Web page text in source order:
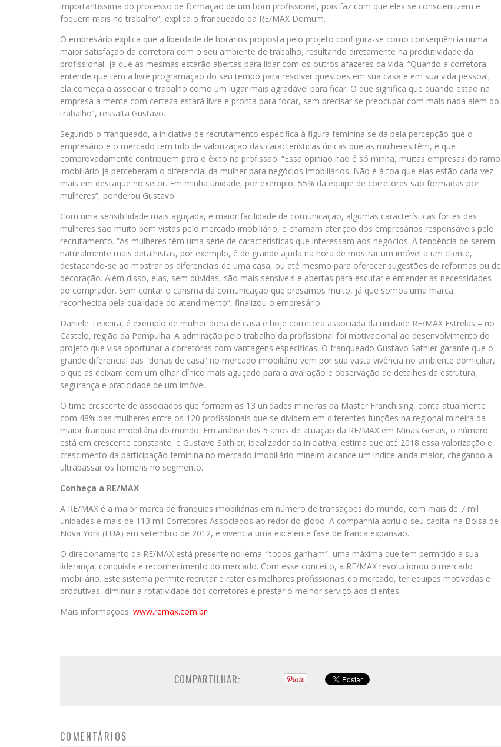
importantíssima do processo de formação de um bom profissional, pois faz com que eles se conscientizem e
foquem mais no trabalho”, explica o franqueado da RE/MAX Domum.
O empresário explica que a liberdade de horários proposta pelo projeto configura-se como consequência numa
maior satisfação da corretora com o seu ambiente de trabalho, resultando diretamente na produtividade da
profissional, já que as mesmas estarão abertas para lidar com os outros afazeres da vida. “Quando a corretora
entende que tem a livre programação do seu tempo para resolver questões em sua casa e em sua vida pessoal,
ela começa a associar o trabalho como um lugar mais agradável para ficar. O que significa que quando estão na
empresa a mente com certeza estará livre e pronta para focar, sem precisar se preocupar com mais nada além do
trabalho”, ressalta Gustavo.
Segundo o franqueado, a iniciativa de recrutamento específica à figura feminina se dá pela percepção que o
empresário e o mercado tem tido de valorização das características únicas que as mulheres têm, e que
comprovadamente contribuem para o êxito na profissão. “Essa opinião não é só minha, muitas empresas do ramo
imobiliário já perceberam o diferencial da mulher para negócios imobiliários. Não é à toa que elas estão cada vez
mais em destaque no setor. Em minha unidade, por exemplo, 55% da equipe de corretores são formadas por
mulheres”, ponderou Gustavo.
Com uma sensibilidade mais aguçada, e maior facilidade de comunicação, algumas características fortes das
mulheres são muito bem vistas pelo mercado imobiliário, e chamam atenção dos empresários responsáveis pelo
recrutamento. “As mulheres têm uma série de características que interessam aos negócios. A tendência de serem
naturalmente mais detalhistas, por exemplo, é de grande ajuda na hora de mostrar um imóvel a um cliente,
destacando-se ao mostrar os diferenciais de uma casa, ou até mesmo para oferecer sugestões de reformas ou de
decoração. Além disso, elas, sem dúvidas, são mais sensíveis e abertas para escutar e entender as necessidades
do comprador. Sem contar o carisma da comunicação que presamos muito, já que somos uma marca
reconhecida pela qualidade do atendimento”, finalizou o empresário.
Daniele Teixeira, é exemplo de mulher dona de casa e hoje corretora associada da unidade RE/MAX Estrelas – no
Castelo, região da Pampulha. A admiração pelo trabalho da profissional foi motivacional ao desenvolvimento do
projeto que visa oportunar a corretoras com vantagens específicas. O franqueado Gustavo Sathler garante que o
grande diferencial das “donas de casa” no mercado imobiliário vem por sua vasta vivência no ambiente domiciliar,
o que as deixam com um olhar clínico mais aguçado para a avaliação e observação de detalhes da estrutura,
segurança e praticidade de um imóvel.
O time crescente de associados que formam as 13 unidades mineiras da Master Franchising, conta atualmente
com 48% das mulheres entre os 120 profissionais que se dividem em diferentes funções na regional mineira da
maior franquia imobiliária do mundo. Em análise dos 5 anos de atuação da RE/MAX em Minas Gerais, o número
está em crescente constante, e Gustavo Sathler, idealizador da iniciativa, estima que até 2018 essa valorização e
crescimento da participação feminina no mercado imobiliário mineiro alcance um índice ainda maior, chegando a
ultrapassar os homens no segmento.
Conheça a RE/MAX
A RE/MAX é a maior marca de franquias imobiliárias em número de transações do mundo, com mais de 7 mil
unidades e mais de 113 mil Corretores Associados ao redor do globo. A companhia abriu o seu capital na Bolsa de
Nova York (EUA) em setembro de 2012, e vivencia uma excelente fase de franca expansão.
O direcionamento da RE/MAX está presente no lema: “todos ganham”, uma máxima que tem permitido a sua
liderança, conquista e reconhecimento do mercado. Com esse conceito, a RE/MAX revolucionou o mercado
imobiliário. Este sistema permite recrutar e reter os melhores profissionais do mercado, ter equipes motivadas e
produtivas, diminuir a rotatividade dos corretores e prestar o melhor serviço aos clientes.
Mais informações: www.remax.com.br
COMPARTILHAR:
COMENTÁRIOS